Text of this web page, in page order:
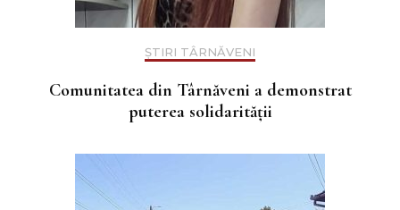
ȘTIRI TÂRNĂVENI
Comunitatea din Târnăveni a demonstrat
puterea solidarității